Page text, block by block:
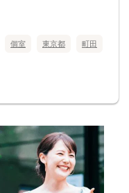
個室 東京都 町田